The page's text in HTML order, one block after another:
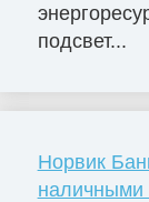
подсвет...
Норвик